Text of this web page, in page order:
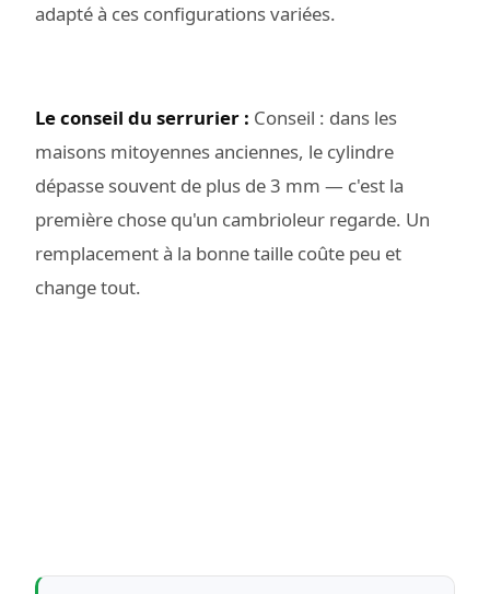
adapté à ces configurations variées.
Le conseil du serrurier : Conseil : dans les
maisons mitoyennes anciennes, le cylindre
dépasse souvent de plus de 3 mm — c'est la
première chose qu'un cambrioleur regarde. Un
remplacement à la bonne taille coûte peu et
change tout.